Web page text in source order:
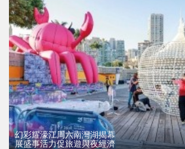
幻彩耀濠江周六南灣湖揭幕
展盛事活力促旅遊與夜經濟